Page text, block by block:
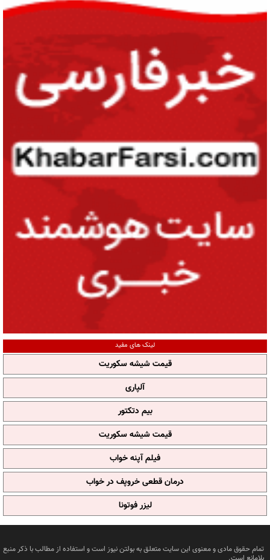
لینک های مفید
قیمت شیشه سکوریت
آلپاری
بیم دتکتور
قیمت شیشه سکوریت
فیلم آپنه خواب
درمان قطعی خروپف در خواب
لیزر فوتونا
تمام حقوق مادی و معنوی این سایت متعلق به بولتن نیوز است و استفاده از مطالب با ذکر منبع